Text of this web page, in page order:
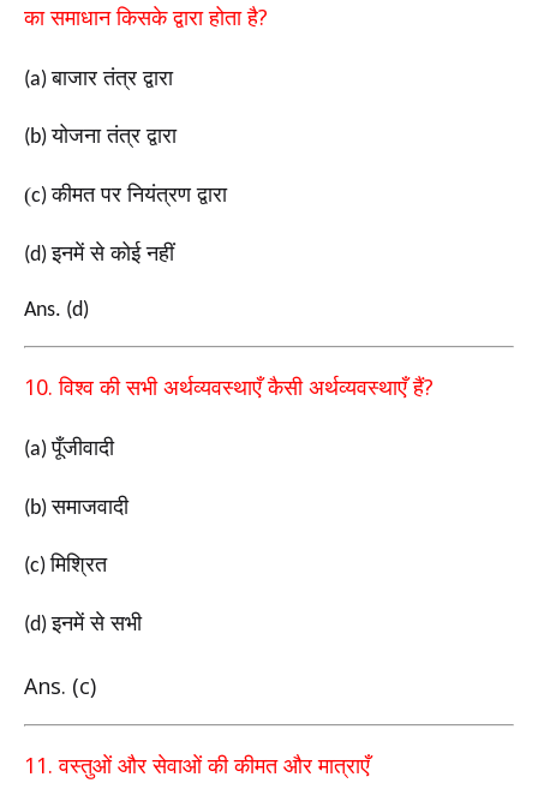
का समाधान किसके द्वारा होता है?
(a)बाजार तंत्र द्वारा
(b)योजना तंत्र द्वारा
(c)कीमत पर नियंत्रण द्वारा
(d)इनमें से कोई नहीं
Ans. (d)
10.विश्व की सभी अर्थव्यवस्थाएँ कैसी अर्थव्यवस्थाएँ हैं?
(a)पूँजीवादी
(b)समाजवादी
(c)मिश्रित
(d)इनमें से सभी
Ans. (c)
11.वस्तुओं और सेवाओं की कीमत और मात्राएँ